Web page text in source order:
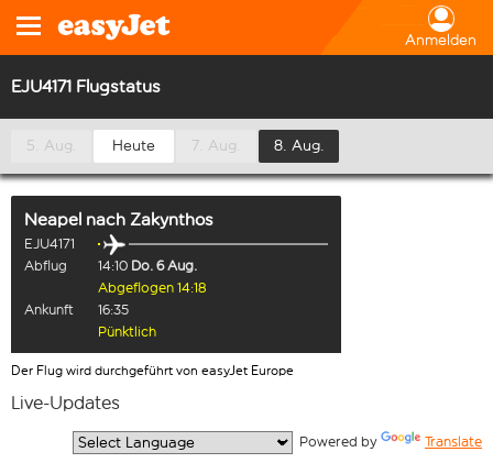
Anmelden
EJU4171 Flugstatus
5. Aug. Heute 7. Aug. 8. Aug.
Neapel nach Zakynthos
EJU4171
Abflug
14:10 Do. 6 Aug.
Abgeflogen 14:18
Ankunft
16:35
Pünktlich
Der Flug wird durchgeführt von easyJet Europe
Live-Updates
Powered by Translate